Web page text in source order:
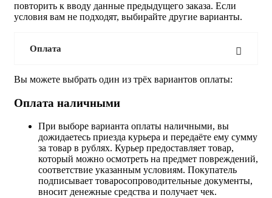
повторить к вводу данные предыдущего заказа. Если
условия вам не подходят, выбирайте другие варианты.
Оплата
Вы можете выбрать один из трёх вариантов оплаты:
Оплата наличными
При выборе варианта оплаты наличными, вы
дожидаетесь приезда курьера и передаёте ему сумму
за товар в рублях. Курьер предоставляет товар,
который можно осмотреть на предмет повреждений,
соответствие указанным условиям. Покупатель
подписывает товаросопроводительные документы,
вносит денежные средства и получает чек.